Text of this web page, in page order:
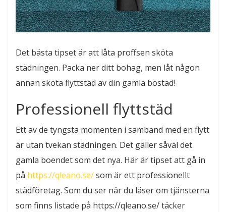
Det bästa tipset är att låta proffsen sköta
städningen. Packa ner ditt bohag, men låt någon
annan sköta flyttstäd av din gamla bostad!
Professionell flyttstäd
Ett av de tyngsta momenten i samband med en flytt
är utan tvekan städningen. Det gäller såväl det
gamla boendet som det nya. Här är tipset att gå in
på https://qleano.se/som är ett professionellt
städföretag. Som du ser när du läser om tjänsterna
som finns listade på https://qleano.se/ täcker